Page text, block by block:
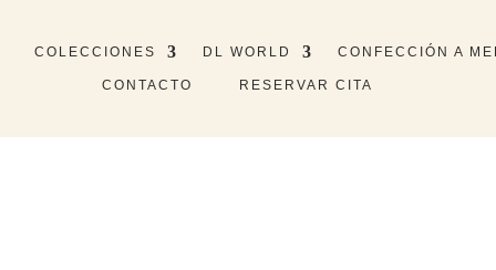
COLECCIONES DL WORLD CONFECCIÓN A
CONTACTO RESERVAR CITA